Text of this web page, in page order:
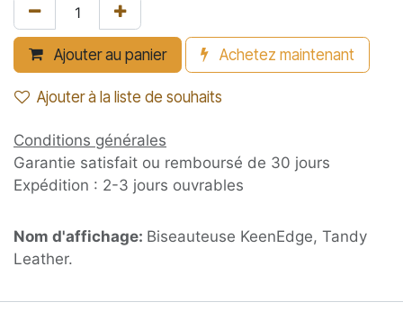
Ajouter au panier Achetez maintenant
Ajouter à la liste de souhaits
Conditions générales
Garantie satisfait ou remboursé de 30 jours
Expédition : 2-3 jours ouvrables
Nom d'affichage: Biseauteuse KeenEdge, Tandy
Leather.